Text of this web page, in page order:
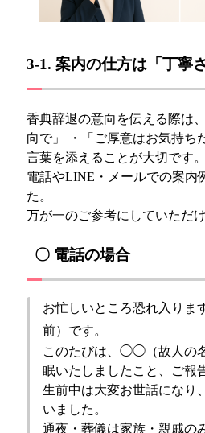
3-1. 案内の仕方は「丁寧
香典辞退の意向を伝える際は
向で」 ・「ご厚意はお気持ち
言葉を添えることが大切です。
電話やLINE・メールでの案内
た。
万が一のご参考にしていただ
〇 電話の場合
お忙しいところ恐れ入り
前）です。
このたびは、◯◯（故人の
眠いたしましたこと、ご報
生前中は大変お世話になり
いました。
通夜・葬儀は家族・親戚の